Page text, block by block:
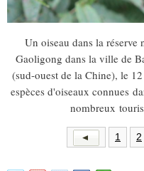
Un oiseau dans la
Gaoligong dans la ville de
(sud-ouest de la Chine), le
espèces d'oiseaux connues
nombreux
1 2